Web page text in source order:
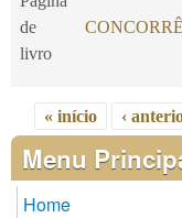
de
livro
Páginas
« início ‹
Menu
Home